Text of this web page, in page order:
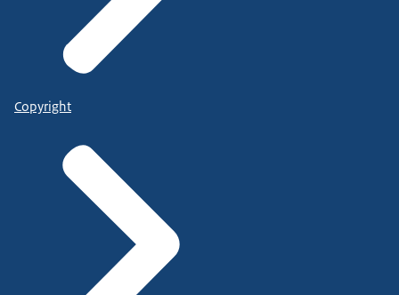
Copyright